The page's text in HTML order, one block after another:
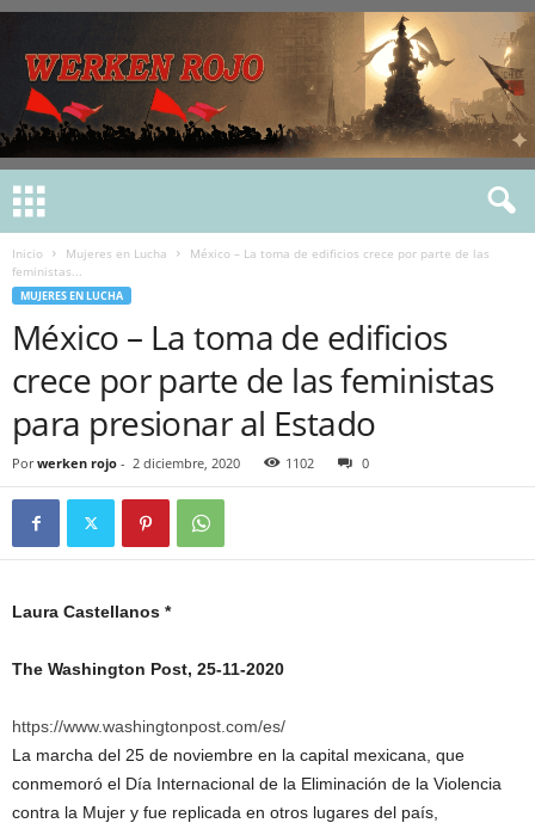
Inicio Mujeres en Lucha
México – La toma de edificios crece por parte de las
feministas...
MUJERES EN LUCHA
México – La toma de edificios
crece por parte de las feministas
para presionar al Estado
Por werken rojo - 2 diciembre, 2020 1102 0
Laura Castellanos *
The Washington Post, 25-11-2020
https://www.washingtonpost.com/es/
La marcha del 25 de noviembre en la capital mexicana, que
conmemoró el Día Internacional de la Eliminación de la Violencia
contra la Mujer y fue replicada en otros lugares del país,